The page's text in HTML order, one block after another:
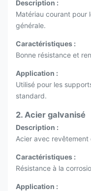
Description :
Matériau courant pour
générale.
Caractéristiques :
Bonne résistance et
Application :
Utilisé pour les
standard.
2. Acier galvanisé
Description :
Acier avec revêtement
Caractéristiques :
Résistance à la
Application :